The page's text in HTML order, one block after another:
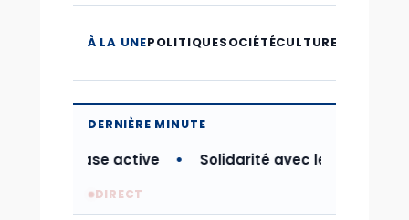
À LA UNEPOLITIQUESOCIÉTÉCULTURE
DERNIÈRE MINUTE
sa phase active Solidarité avec les
DIRECT